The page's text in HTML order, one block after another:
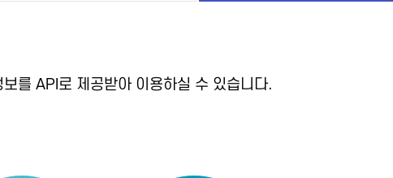
를 API로 제공받아 이용하실 수 있습니다.